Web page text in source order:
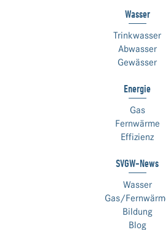
Wasser
Trinkwasser
Abwasser
Gewässer
Energie
Gas
Fernwärme
Effizienz
SVGW-News
Wasser
Gas/
Bildung
Blog